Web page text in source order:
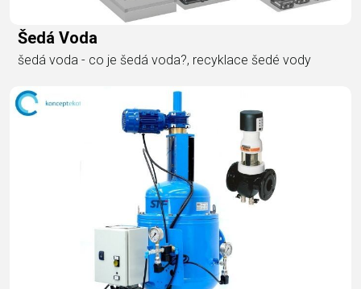
Šedá Voda
šedá voda - co je šedá voda?, recyklace šedé vody